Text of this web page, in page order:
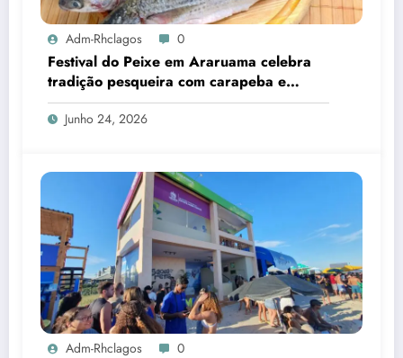
Adm-Rhclagos 0
Festival do Peixe em Araruama celebra
tradição pesqueira com carapeba e
tainha
Junho 24, 2026
Adm-Rhclagos 0